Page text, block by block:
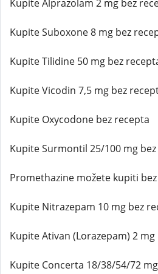
Kupite Alprazolam 2 mg bez
Kupite Suboxone 8 mg bez
Kupite Tilidine 50 mg bez
Kupite Vicodin 7,5 mg bez
Kupite Oxycodone bez recepta
Kupite Surmontil 25/100 mg
Promethazine možete kupiti
Kupite Nitrazepam 10 mg bez
Kupite Ativan (Lorazepam) 2
Kupite Concerta 18/38/54/72